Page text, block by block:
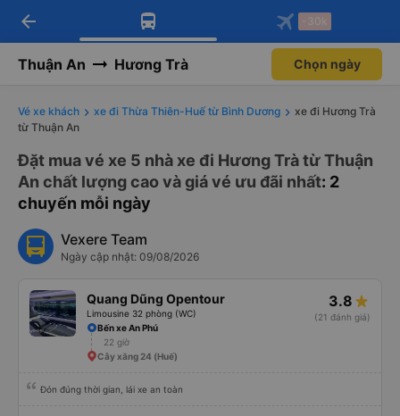
Tải app Vexere ngay!
Nhận ưu đãi thành viên độc
Mở app
Tải app Vexere
-30k/ghế khi đặt vé máy bay qua
Mở app
arrow_back -30k
Thuận An Hương Trà Chọn ngày
Vé xe khách xe đi Thừa Thiên-Huế từ Bình Dương
xe đi Hương Trà
từ Thuận An
Đặt mua vé xe 5 nhà xe đi Hương Trà từ Thuận
An chất lượng cao và giá vé ưu đãi nhất: 2
chuyến mỗi ngày
Vexere Team
Ngày cập nhật: 09/08/2026
Quang Dũng Opentour
Limousine 32 phòng (WC)
3.8
(21 đánh giá)
Bến xe An Phú
22 giờ
Cây xăng 24 (Huế)
Đón đúng thời gian, lái xe an toàn